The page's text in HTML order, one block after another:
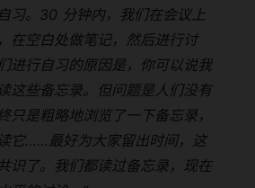
习。30 分钟内，我们在会议上
在空白处做笔记，然后进行讨
进行自习的原因是，你可以说我
这些备忘录。但问题是人们没有
只是粗略地浏览了一下备忘录，
它……最好为大家留出时间，这
识了。我们都读过备忘录，现在